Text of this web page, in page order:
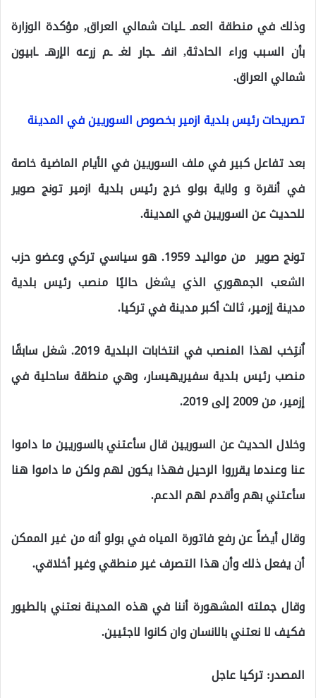
وذلك في منطقة العمـ ـليات شمالي العراق, مؤكدة الوزارة
بأن السبب وراء الحادثة, انفـ ـجار لغـ ـم زرعه الإرهـ ـابيون
شمالي العراق.
تصريحات رئيس بلدية ازمير بخصوص السوريين في المدينة
بعد تفاعل كبير في ملف السوريين في الأيام الماضية خاصة
في أنقرة و ولاية بولو خرج رئيس بلدية ازمير تونج صوير
للحديث عن السوريين في المدينة.
تونج صوير ‏ من مواليد 1959. هو سياسي تركي وعضو حزب
الشعب الجمهوري الذي يشغل حاليًا منصب رئيس بلدية
مدينة إزمير، ثالث أكبر مدينة في تركيا.
اُنتِخب لهذا المنصب في انتخابات البلدية 2019. شغل سابقًا
منصب رئيس بلدية سفيريهيسار، وهي منطقة ساحلية في
إزمير، من 2009 إلى 2019.
وخلال الحديث عن السوريين قال سأعتني بالسوريين ما داموا
عنا وعندما يقرروا الرحيل فهذا يكون لهم ولكن ما داموا هنا
سأعتني بهم وأقدم لهم الدعم.
وقال أيضاً عن رفع فاتورة المياه في بولو أنه من غير الممكن
أن يفعل ذلك وأن هذا التصرف غير منطقي وغير أخلاقي.
وقال جملته المشهورة أننا في هذه المدينة نعتني بالطيور
فكيف لا نعتني بالانسان وان كانوا لاجئيين.
المصدر: تركيا عاجل